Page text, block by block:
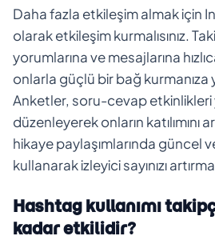
Daha fazla etkileşim almak için
olarak etkileşim kurmalısınız.
yorumlarına ve mesajlarına
onlarla güçlü bir bağ kurmanıza
Anketler, soru-cevap etkinlikleri
düzenleyerek onların katılımını
hikaye paylaşımlarında güncel
kullanarak izleyici sayınızı
Hashtag kullanımı
kadar etkilidir?